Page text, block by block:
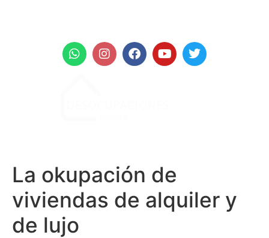
La okupación de
viviendas de alquiler y
de lujo